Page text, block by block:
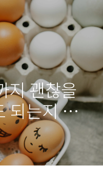
지 괜찮을
되는지 현